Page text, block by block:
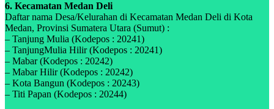
6. Kecamatan Medan Deli
Daftar nama Desa/Kelurahan di Kecamatan Medan Deli di Kota
Medan, Provinsi Sumatera Utara (Sumut) :
– Tanjung Mulia (Kodepos : 20241)
– TanjungMulia Hilir (Kodepos : 20241)
– Mabar (Kodepos : 20242)
– Mabar Hilir (Kodepos : 20242)
– Kota Bangun (Kodepos : 20243)
– Titi Papan (Kodepos : 20244)